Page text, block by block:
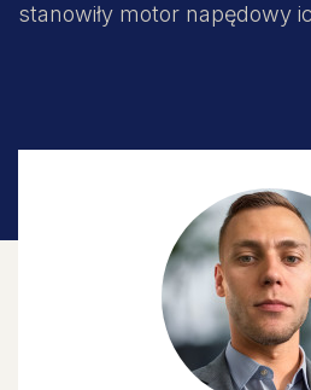
stanowiły motor napędowy